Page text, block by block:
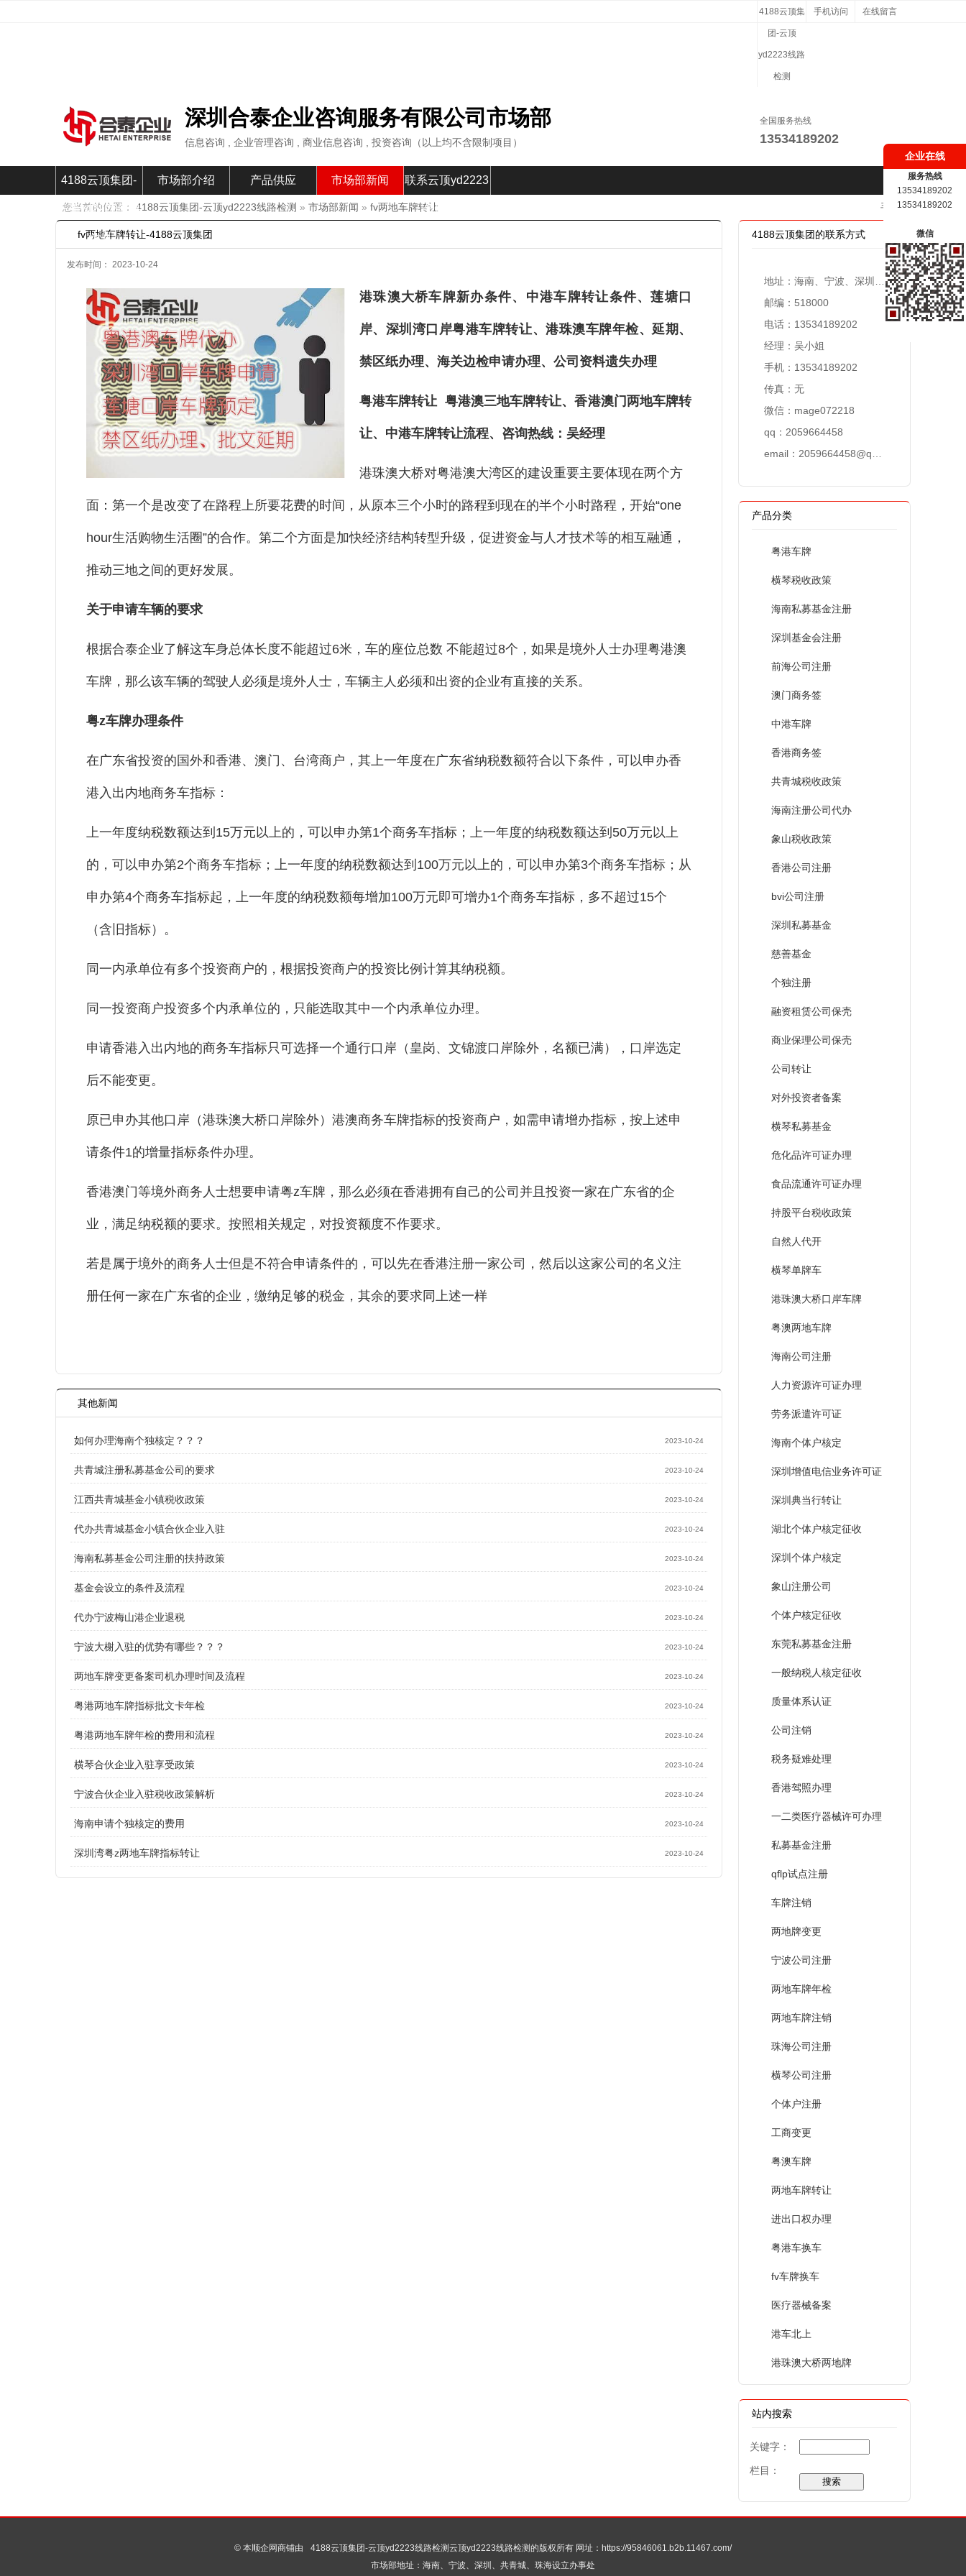
4188云顶集
团-云顶
yd2223线路
检测
手机访问 在线留言
深圳合泰企业咨询服务有限公司市场部
信息咨询 , 企业管理咨询 , 商业信息咨询 , 投资咨询（以上均不含限制项目）
全国服务热线
13534189202
4188云顶集团-
云顶yd2223线路
检测
市场部介绍 产品供应 市场部新闻 联系云顶yd2223
线路检测
您当前的位置： 4188云顶集团-云顶yd2223线路检测 » 市场部新闻 » fv两地车牌转让 手机版
fv两地车牌转让-4188云顶集团
发布时间： 2023-10-24
港珠澳大桥车牌新办条件、中港车牌转让条件、莲塘口
岸、深圳湾口岸粤港车牌转让、港珠澳车牌年检、延期、
禁区纸办理、海关边检申请办理、公司资料遗失办理
粤港车牌转让 粤港澳三地车牌转让、香港澳门两地车牌转
让、中港车牌转让流程、咨询热线：吴经理
港珠澳大桥对粤港澳大湾区的建设重要主要体现在两个方
面：第一个是改变了在路程上所要花费的时间，从原本三个小时的路程到现在的半个小时路程，开始“one
hour生活购物生活圈”的合作。第二个方面是加快经济结构转型升级，促进资金与人才技术等的相互融通，
推动三地之间的更好发展。
关于申请车辆的要求
根据合泰企业了解这车身总体长度不能超过6米，车的座位总数 不能超过8个，如果是境外人士办理粤港澳
车牌，那么该车辆的驾驶人必须是境外人士，车辆主人必须和出资的企业有直接的关系。
粤z车牌办理条件
在广东省投资的国外和香港、澳门、台湾商户，其上一年度在广东省纳税数额符合以下条件，可以申办香
港入出内地商务车指标：
上一年度纳税数额达到15万元以上的，可以申办第1个商务车指标；上一年度的纳税数额达到50万元以上
的，可以申办第2个商务车指标；上一年度的纳税数额达到100万元以上的，可以申办第3个商务车指标；从
申办第4个商务车指标起，上一年度的纳税数额每增加100万元即可增办1个商务车指标，多不超过15个
（含旧指标）。
同一内承单位有多个投资商户的，根据投资商户的投资比例计算其纳税额。
同一投资商户投资多个内承单位的，只能选取其中一个内承单位办理。
申请香港入出内地的商务车指标只可选择一个通行口岸（皇岗、文锦渡口岸除外，名额已满），口岸选定
后不能变更。
原已申办其他口岸（港珠澳大桥口岸除外）港澳商务车牌指标的投资商户，如需申请增办指标，按上述申
请条件1的增量指标条件办理。
香港澳门等境外商务人士想要申请粤z车牌，那么必须在香港拥有自己的公司并且投资一家在广东省的企
业，满足纳税额的要求。按照相关规定，对投资额度不作要求。
若是属于境外的商务人士但是不符合申请条件的，可以先在香港注册一家公司，然后以这家公司的名义注
册任何一家在广东省的企业，缴纳足够的税金，其余的要求同上述一样
其他新闻
如何办理海南个独核定？？？ 2023-10-24
共青城注册私募基金公司的要求 2023-10-24
江西共青城基金小镇税收政策 2023-10-24
代办共青城基金小镇合伙企业入驻 2023-10-24
海南私募基金公司注册的扶持政策 2023-10-24
基金会设立的条件及流程 2023-10-24
代办宁波梅山港企业退税 2023-10-24
宁波大榭入驻的优势有哪些？？？ 2023-10-24
两地车牌变更备案司机办理时间及流程 2023-10-24
粤港两地车牌指标批文卡年检 2023-10-24
粤港两地车牌年检的费用和流程 2023-10-24
横琴合伙企业入驻享受政策 2023-10-24
宁波合伙企业入驻税收政策解析 2023-10-24
海南申请个独核定的费用 2023-10-24
深圳湾粤z两地车牌指标转让 2023-10-24
4188云顶集团的联系方式
邮编：518000
电话：13534189202
经理：吴小姐
手机：13534189202
传真：无
微信：mage072218
qq：2059664458
email： 2059664458@qq.com
产品分类
粤港车牌
横琴税收政策
海南私募基金注册
深圳基金会注册
前海公司注册
澳门商务签
中港车牌
香港商务签
共青城税收政策
海南注册公司代办
象山税收政策
香港公司注册
bvi公司注册
深圳私募基金
慈善基金
个独注册
融资租赁公司保壳
商业保理公司保壳
公司转让
对外投资者备案
横琴私募基金
危化品许可证办理
食品流通许可证办理
持股平台税收政策
自然人代开
横琴单牌车
港珠澳大桥口岸车牌
粤澳两地车牌
海南公司注册
人力资源许可证办理
劳务派遣许可证
海南个体户核定
深圳增值电信业务许可证
深圳典当行转让
湖北个体户核定征收
深圳个体户核定
象山注册公司
个体户核定征收
东莞私募基金注册
一般纳税人核定征收
质量体系认证
公司注销
税务疑难处理
香港驾照办理
一二类医疗器械许可办理
私募基金注册
qflp试点注册
车牌注销
两地牌变更
宁波公司注册
两地车牌年检
两地车牌注销
珠海公司注册
横琴公司注册
个体户注册
工商变更
粤澳车牌
两地车牌转让
进出口权办理
粤港车换车
fv车牌换车
医疗器械备案
港车北上
港珠澳大桥两地牌
站内搜索
关键字：
栏目：
© 本顺企网商铺由 4188云顶集团-云顶yd2223线路检测云顶yd2223线路检测的版权所有 网址：https://95846061.b2b.11467.com/
市场部地址：海南、宁波、深圳、共青城、珠海设立办事处
企业在线
服务热线
13534189202
13534189202
微信